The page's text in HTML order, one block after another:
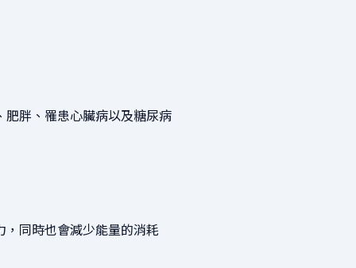
胖、罹患心臟病以及糖尿病
同時也會減少能量的消耗